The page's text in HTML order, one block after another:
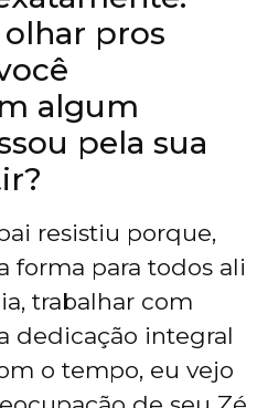
pros
algum
pela sua
resistiu porque,
forma para todos ali
trabalhar com
dedicação integral
o tempo, eu vejo